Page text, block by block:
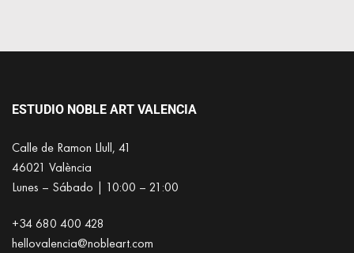
ESTUDIO NOBLE ART VALENCIA
Calle de Ramon Llull, 41
46021 València
Lunes – Sábado | 10:00 – 21:00
+34 680 400 428
hellovalencia@nobleart.com